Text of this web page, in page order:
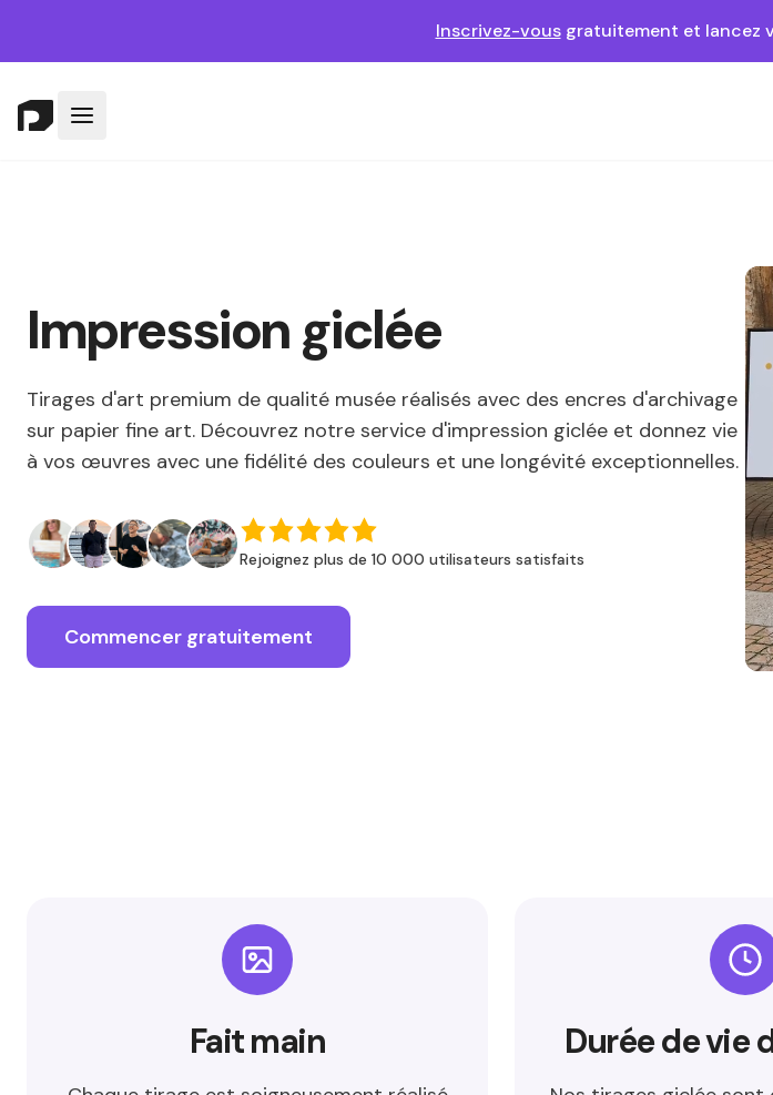
Inscrivez-vousgratuitement et lancez
Impression giclée
Tirages d'art premium de qualité musée réalisés avec des encres d'archivage
sur papier fine art. Découvrez notre service d'impression giclée et donnez vie
à vos œuvres avec une fidélité des couleurs et une longévité exceptionnelles.
Rejoignez plus de 10 000 utilisateurs satisfaits
Commencer gratuitement
Fait main Durée de vie